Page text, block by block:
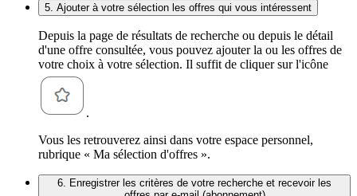
5. Ajouter à votre sélection les offres qui vous intéressent
Depuis la page de résultats de recherche ou depuis le détail
d'une offre consultée, vous pouvez ajouter la ou les offres de
votre choix à votre sélection. Il suffit de cliquer sur l'icône
.
Vous les retrouverez ainsi dans votre espace personnel,
rubrique « Ma sélection d'offres ».
6. Enregistrer les critères de votre recherche et recevoir les